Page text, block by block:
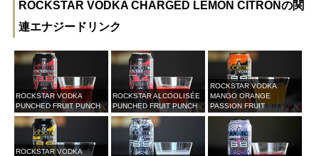
ROCKSTAR VODKA CHARGED LEMON CITRONの関
連エナジードリンク
ROCKSTAR VODKA
PUNCHED FRUIT PUNCH
ROCKSTAR ALCOOLISÉE
PUNCHED FRUIT PUNCH
ROCKSTAR VODKA
MANGO ORANGE
PASSION FRUIT
ROCKSTAR VODKA